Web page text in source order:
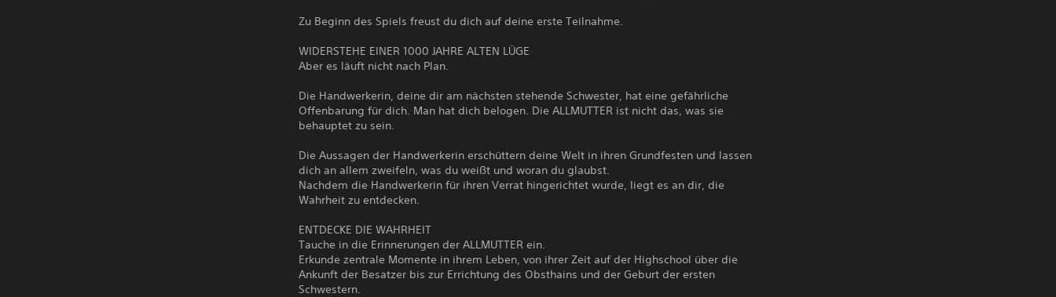
Zu Beginn des Spiels freust du dich auf deine erste Teilnahme.
WIDERSTEHE EINER 1000 JAHRE ALTEN LÜGE
Aber es läuft nicht nach Plan.
Die Handwerkerin, deine dir am nächsten stehende Schwester, hat eine gefährliche
Offenbarung für dich. Man hat dich belogen. Die ALLMUTTER ist nicht das, was sie
behauptet zu sein.
Die Aussagen der Handwerkerin erschüttern deine Welt in ihren Grundfesten und lassen
dich an allem zweifeln, was du weißt und woran du glaubst.
Nachdem die Handwerkerin für ihren Verrat hingerichtet wurde, liegt es an dir, die
Wahrheit zu entdecken.
ENTDECKE DIE WAHRHEIT
Tauche in die Erinnerungen der ALLMUTTER ein.
Erkunde zentrale Momente in ihrem Leben, von ihrer Zeit auf der Highschool über die
Ankunft der Besatzer bis zur Errichtung des Obsthains und der Geburt der ersten
Schwestern.